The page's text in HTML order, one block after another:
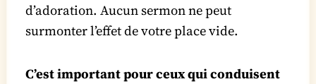
d’adoration. Aucun sermon ne peut
surmonter l’effet de votre place vide.
C’est important pour ceux qui conduisent